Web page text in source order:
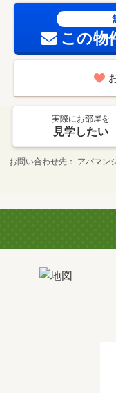
この物
実際にお部屋を
見学したい
お問い合わせ先
アパマン